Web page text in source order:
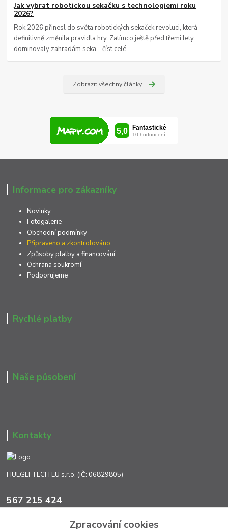
Jak vybrat robotickou sekačku s technologiemi roku
2026?
Rok 2026 přinesl do světa robotických sekaček revoluci, která
definitivně změnila pravidla hry. Zatímco ještě před třemi lety
dominovaly zahradám seka...číst celé
Zobrazit všechny články
Informace pro zákazníky
Novinky
Fotogalerie
Obchodní podmínky
Připraveno a zkontrolováno
Způsoby platby a financování
Ochrana soukromí
Podporujeme
Rychlé platby
Naše působení
Kontakty
HUEGLI TECH EU s.r.o. (IČ: 06829805)
567 215 424
Zpracování cookies